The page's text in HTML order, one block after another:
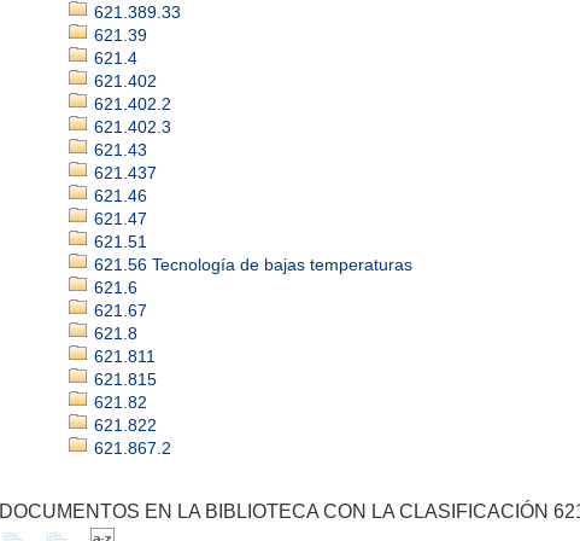
621.389.33
621.39
621.4
621.402
621.402.2
621.402.3
621.43
621.437
621.46
621.47
621.51
621.56 Tecnología de bajas temperaturas
621.6
621.67
621.8
621.811
621.815
621.82
621.822
621.867.2
DOCUMENTOS EN LA BIBLIOTECA CON LA CLASIFICACIÓN